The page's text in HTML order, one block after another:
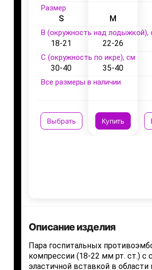
Размер
B (окружность над лодыжкой),
C (окружность по икре), см
Все размеры в наличии
S
18-21
30-40
Выбрать
M
22-26
35-40
Купить
Описание изделия
Пара госпитальных
компрессии (18-22 мм рт. ст.)
эластичной вставкой в